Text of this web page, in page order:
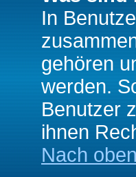
In
gehören
werden.
Benutzer
ihnen
Nach oben